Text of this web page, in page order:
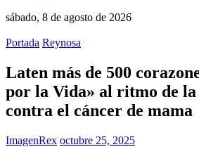
sábado, 8 de agosto de 2026
Portada Reynosa
Laten más de 500
por la Vida» al ritmo de
contra el cáncer de mama
ImagenRex octubre 25, 2025